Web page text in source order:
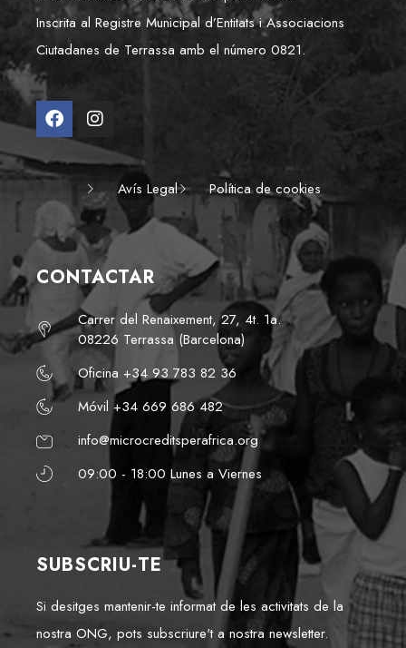
Inscrita al Registre Municipal d’Entitats i Associacions
Ciutadanes de Terrassa amb el número 0821.
Avís Legal Política de cookies
CONTACTAR
Carrer del Renaixement, 27, 4t. 1a.
08226 Terrassa (Barcelona)
Oficina +34 93 783 82 36
Móvil +34 669 686 482
info@microcreditsperafrica.org
09:00 - 18:00 Lunes a Viernes
SUBSCRIU-TE
Si desitges mantenir-te informat de les activitats de la
nostra ONG, pots subscriure't a nostra newsletter.